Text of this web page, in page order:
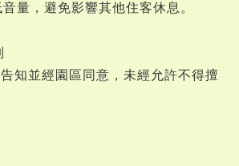
量，避免影響其他住客休息。
知並經園區同意，未經允許不得擅